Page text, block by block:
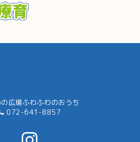
広場ふわふわのおうち
072-641-8857